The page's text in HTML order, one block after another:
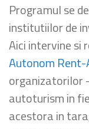
Programul se
institutiilor de
Aici intervine si
Autonom Rent-
organizatorilor
autoturism in
acestora in